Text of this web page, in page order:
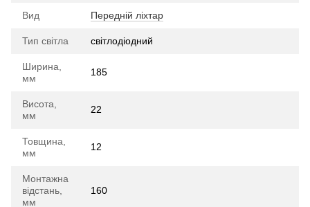
Вид Передній ліхтар
Тип світла cвітлодіодний
Ширина,
мм
185
Висота,
мм
22
Товщина,
мм
12
Монтажна
відстань,
мм
160